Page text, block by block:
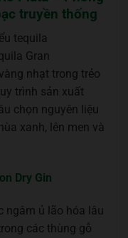
truyền thống
tequila
Gran
nhạt trong trẻo
trình sản xuất
chọn nguyên liệu
xanh, lên men và
Dry Gin
ngâm ủ lão hóa lâu
các thùng gỗ